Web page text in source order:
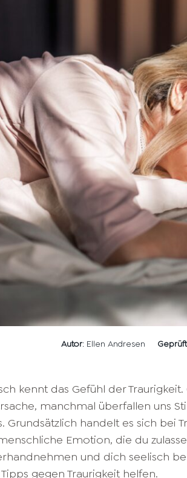
Autor: Ellen Andresen
kennt das Gefühl der
manchmal überfallen uns
Grundsätzlich handelt es sich bei
Emotion, die du
und dich seelisch
gegen Traurigkeit helfen.